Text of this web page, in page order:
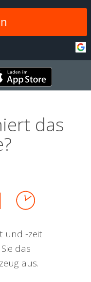
das
und -zeit
das
aus.